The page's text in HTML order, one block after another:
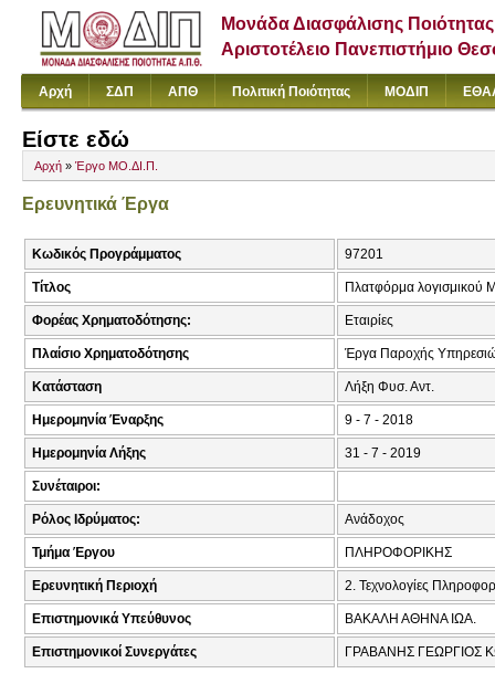
Μονάδα Διασφάλισης Ποιότητας
Αριστοτέλειο Πανεπιστήμιο
Αρχή ΣΔΠ ΑΠΘ Πολιτική Ποιότητας ΜΟΔΙΠ
Είστε εδώ
Αρχή » Έργο ΜΟ.ΔΙ.Π.
Ερευνητικά Έργα
Κωδικός Προγράμματος 97201
Τίτλος Πλατφόρμα λογισμικού
Φορέας Χρηματοδότησης: Εταιρίες
Πλαίσιο Χρηματοδότησης Έργα Παροχής
Κατάσταση Λήξη Φυσ. Αντ.
Ημερομηνία Έναρξης 9 - 7 - 2018
Ημερομηνία Λήξης 31 - 7 - 2019
Συνέταιροι:
Ρόλος Ιδρύματος: Ανάδοχος
Τμήμα Έργου ΠΛΗΡΟΦΟΡΙΚΗΣ
Ερευνητική Περιοχή 2. Τεχνολογίες
Επιστημονικά Υπεύθυνος ΒΑΚΑΛΗ ΑΘΗΝΑ ΙΩΑ.
Επιστημονικοί Συνεργάτες ΓΡΑΒΑΝΗΣ ΓΕΩΡΓΙΟΣ